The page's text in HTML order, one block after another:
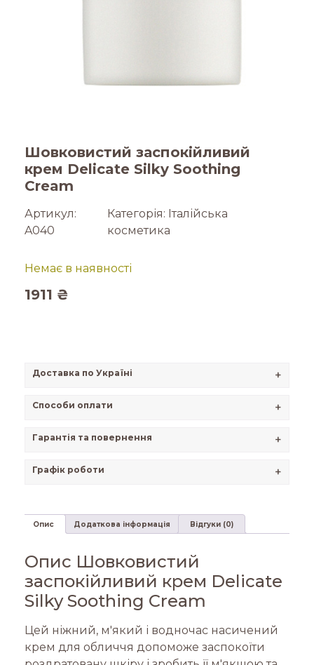
Шовковистий заспокійливий
крем Delicate Silky Soothing
Cream
1911 ₴
Немає в наявності
Артикул:
A040
Категорія: Італійська
косметика
Доставка по Україні +
Способи оплати +
Гарантія та повернення +
Графік роботи +
Опис Додаткова інформація Відгуки (0)
Опис Шовковистий
заспокійливий крем Delicate
Silky Soothing Cream
Цей ніжний, м'який і водночас насичений
крем для обличчя допоможе заспокоїти